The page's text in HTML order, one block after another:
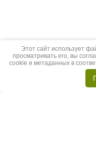
Этот сайт использует
просматривать его, вы
cookie и метаданных в